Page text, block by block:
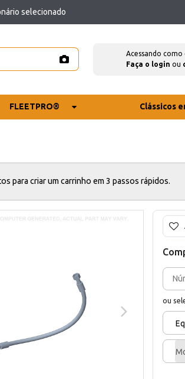
selecionado
Acessando como
Faça o login ou
FLEETPRO® Clássicos
para criar um carrinho em 3 passos rápidos.
ou